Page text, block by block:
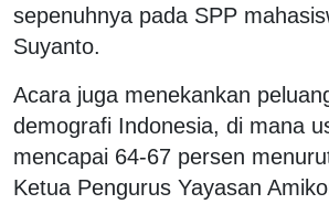
sepenuhnya pada SPP
Suyanto.
Acara juga menekankan
demografi Indonesia, di mana
mencapai 64-67 persen
Ketua Pengurus Yayasan